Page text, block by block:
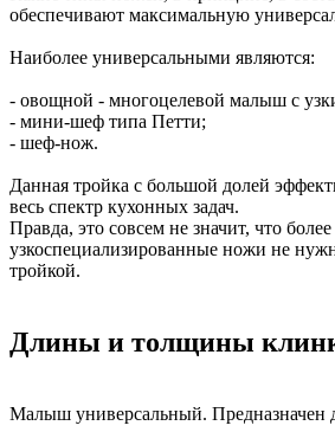
обеспечивают максимальную
Наиболее универсальными являются:
- овощной - многоцелевой малыш с
- мини-шеф типа Петти;
- шеф-нож.
Данная тройка с большой долей
весь спектр кухонных задач.
Правда, это совсем не значит, что более
узкоспециализированные ножи не
тройкой.
Длины и толщины
Малыш универсальный. Предназначен